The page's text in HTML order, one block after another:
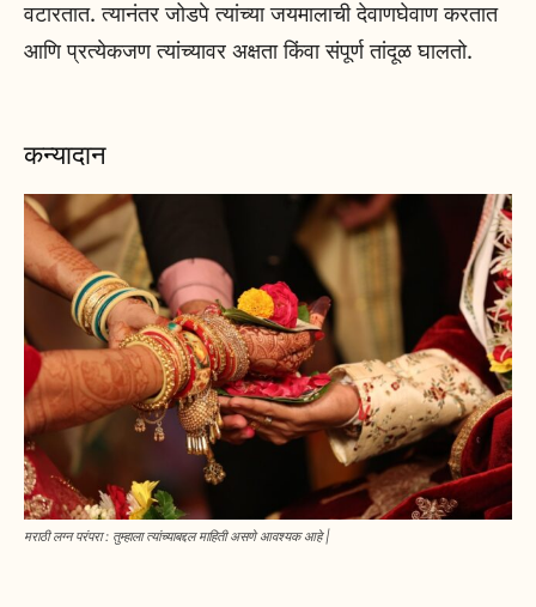
वटारतात. त्यानंतर जोडपे त्यांच्या जयमालाची देवाणघेवाण करतात
आणि प्रत्येकजण त्यांच्यावर अक्षता किंवा संपूर्ण तांदूळ घालतो.
कन्यादान
मराठी लग्न परंपरा : तुम्हाला त्यांच्याबद्दल माहिती असणे आवश्यक आहे |